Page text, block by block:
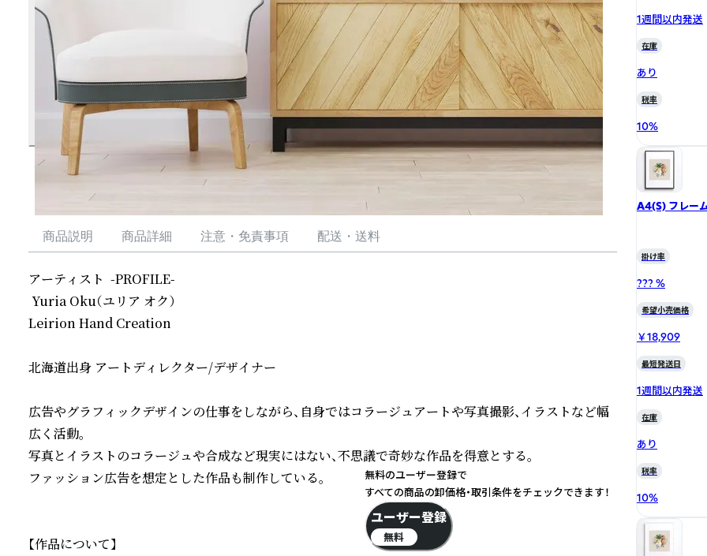
商品説明 商品詳細 注意・免責事項 配送・送料
アーティスト  -PROFILE-
Yuria Oku（ユリア オク）
Leirion Hand Creation
北海道出身 アートディレクター/デザイナー
広告やグラフィックデザインの仕事をしながら、自身ではコラージュアートや写真撮影、イラストなど幅
広く活動。
写真とイラストのコラージュや合成など現実にはない、不思議で奇妙な作品を得意とする。
ファッション広告を想定とした作品も制作している。
【作品について】
1週間以内発送
在庫
あり
税率
10%
A4(S) フレー
掛け率
??? %
希望小売価格
￥18,909
最短発送日
1週間以内発送
在庫
あり
税率
10%
無料のユーザー登録で
すべての商品の卸価格・取引条件をチェックできます！
ユーザー登録
無料